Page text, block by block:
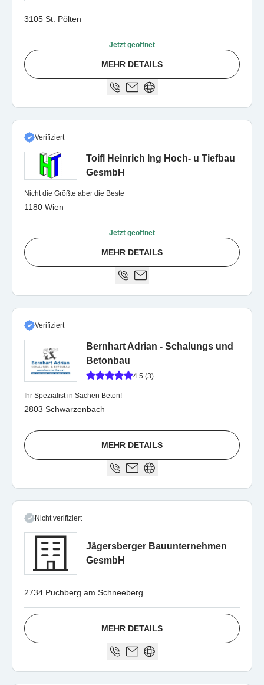
3105 St. Pölten
Jetzt geöffnet
MEHR DETAILS
Verifiziert
Toifl Heinrich Ing Hoch- u Tiefbau
GesmbH
Nicht die Größte aber die Beste
1180 Wien
Jetzt geöffnet
MEHR DETAILS
Verifiziert
Bernhart Adrian - Schalungs und
Betonbau
4.5 (3)
Ihr Spezialist in Sachen Beton!
2803 Schwarzenbach
MEHR DETAILS
Nicht verifiziert
Jägersberger Bauunternehmen
GesmbH
2734 Puchberg am Schneeberg
MEHR DETAILS